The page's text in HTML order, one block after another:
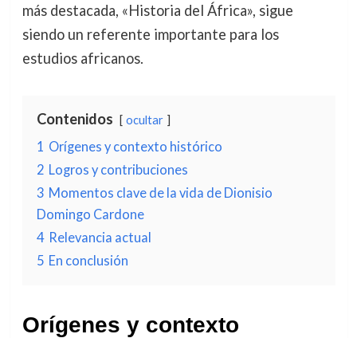
más destacada, «Historia del África», sigue
siendo un referente importante para los
estudios africanos.
Contenidos ocultar
1 Orígenes y contexto histórico
2 Logros y contribuciones
3 Momentos clave de la vida de Dionisio
Domingo Cardone
4 Relevancia actual
5 En conclusión
Orígenes y contexto